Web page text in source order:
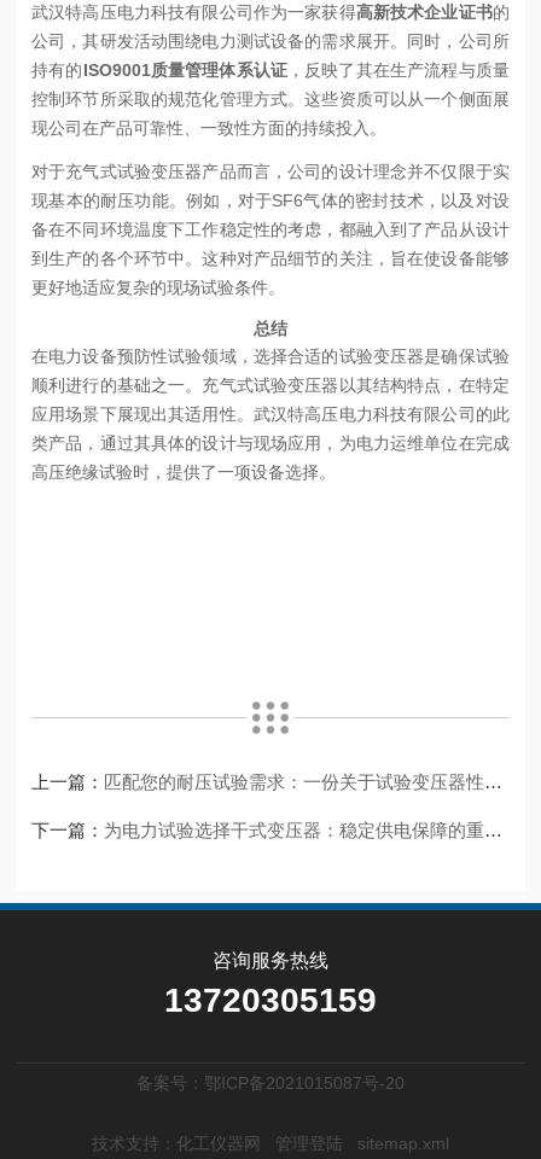
武汉特高压电力科技有限公司作为一家获得高新技术企业证书的
公司，其研发活动围绕电力测试设备的需求展开。同时，公司所
持有的ISO9001质量管理体系认证 ，反映了其在生产流程与质量
控制环节所采取的规范化管理方式。这些资质可以从一个侧面展
现公司在产品可靠性、一致性方面的持续投入。
对于充气式试验变压器产品而言，公司的设计理念并不仅限于实
现基本的耐压功能。例如，对于SF6气体的密封技术，以及对设
备在不同环境温度下工作稳定性的考虑，都融入到了产品从设计
到生产的各个环节中。这种对产品细节的关注，旨在使设备能够
更好地适应复杂的现场试验条件。
总结
在电力设备预防性试验领域，选择合适的试验变压器是确保试验
顺利进行的基础之一。充气式试验变压器以其结构特点，在特定
应用场景下展现出其适用性。武汉特高压电力科技有限公司的此
类产品，通过其具体的设计与现场应用，为电力运维单位在完成
高压绝缘试验时，提供了一项设备选择。
上一篇： 匹配您的耐压试验需求：一份关于试验变压器性能的说明
下一篇： 为电力试验选择干式变压器：稳定供电保障的重要一环
咨询服务热线
13720305159
备案号：鄂ICP备2021015087号-20
技术支持： 化工仪器网 管理登陆 sitemap.xml